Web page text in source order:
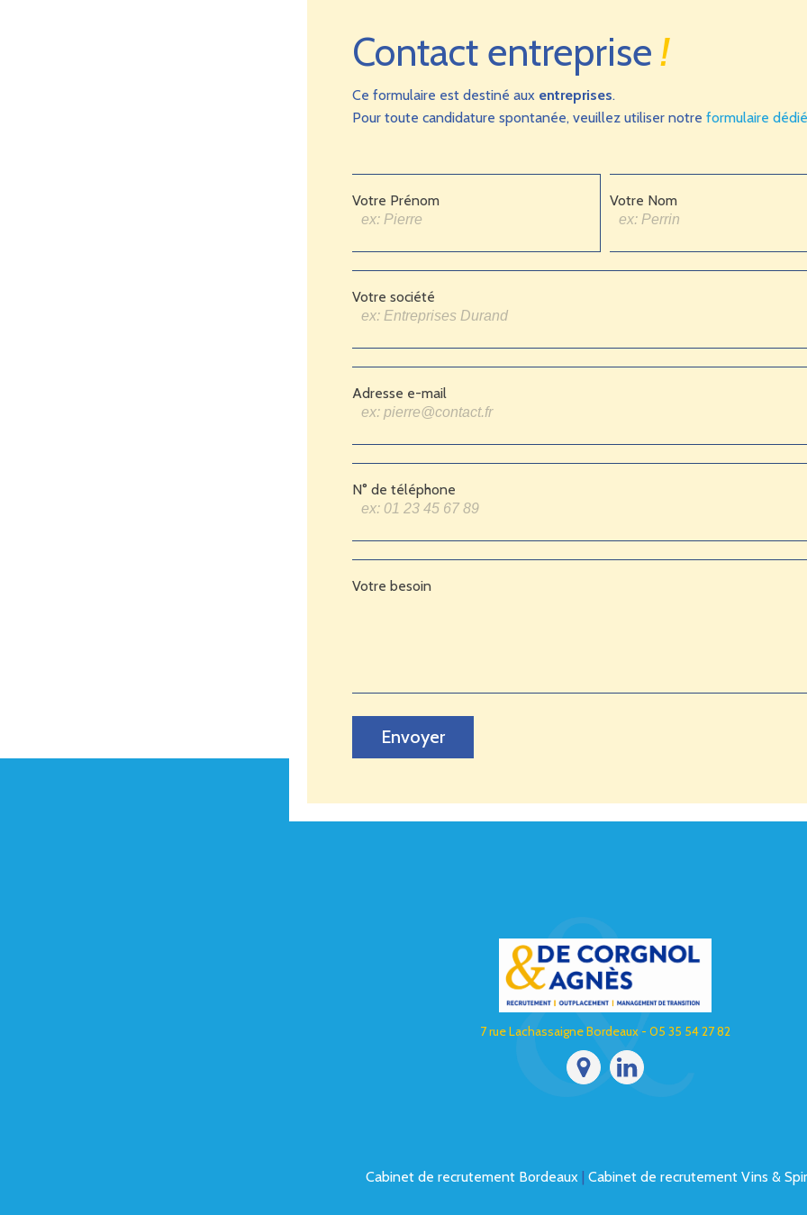
Contact entreprise!
Ce formulaire est destiné aux entreprises.
Pour toute candidature spontanée, veuillez utiliser notre formulaire dédié
Votre Prénom Votre Nom
Votre société
Adresse e-mail
N° de téléphone
Votre besoin
Envoyer
7 rue Lachassaigne Bordeaux - 05 35 54 27 82
Cabinet de recrutement Bordeaux | Cabinet de recrutement Vins &